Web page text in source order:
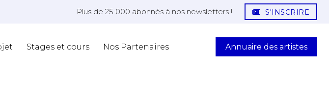
Plus de 25 000 abonnés à nos newsletters ! S'INSCRIRE
Stages et cours Nos Partenaires Annuaire des artistes